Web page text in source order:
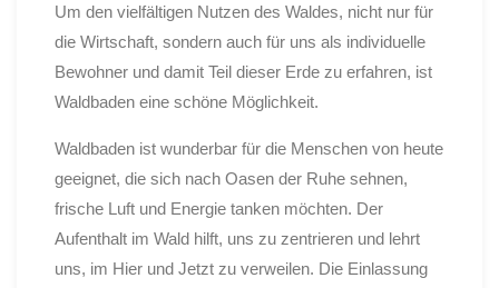
Um den vielfältigen Nutzen des Waldes, nicht nur für
die Wirtschaft, sondern auch für uns als individuelle
Bewohner und damit Teil dieser Erde zu erfahren, ist
Waldbaden eine schöne Möglichkeit.
Waldbaden ist wunderbar für die Menschen von heute
geeignet, die sich nach Oasen der Ruhe sehnen,
frische Luft und Energie tanken möchten. Der
Aufenthalt im Wald hilft, uns zu zentrieren und lehrt
uns, im Hier und Jetzt zu verweilen. Die Einlassung